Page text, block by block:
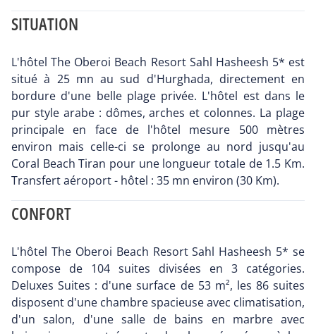
SITUATION
L'hôtel The Oberoi Beach Resort Sahl Hasheesh 5* est
situé à 25 mn au sud d'Hurghada, directement en
bordure d'une belle plage privée. L'hôtel est dans le
pur style arabe : dômes, arches et colonnes. La plage
principale en face de l'hôtel mesure 500 mètres
environ mais celle-ci se prolonge au nord jusqu'au
Coral Beach Tiran pour une longueur totale de 1.5 Km.
Transfert aéroport - hôtel : 35 mn environ (30 Km).
CONFORT
L'hôtel The Oberoi Beach Resort Sahl Hasheesh 5* se
compose de 104 suites divisées en 3 catégories.
Deluxes Suites : d'une surface de 53 m², les 86 suites
disposent d'une chambre spacieuse avec climatisation,
d'un salon, d'une salle de bains en marbre avec